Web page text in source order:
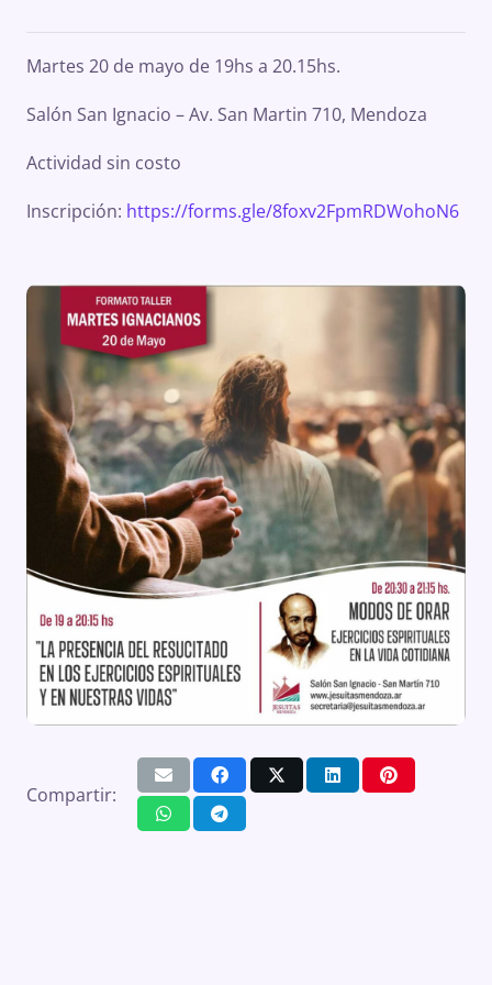
Martes 20 de mayo de 19hs a 20.15hs.
Salón San Ignacio – Av. San Martin 710, Mendoza
Actividad sin costo
Inscripción: https://forms.gle/8foxv2FpmRDWohoN6
Compartir: